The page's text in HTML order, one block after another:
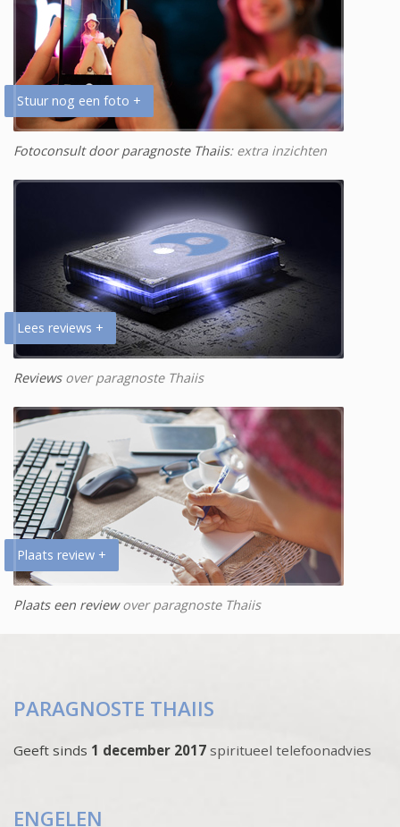
Stuur nog een foto +
Fotoconsult door paragnoste Thaiis: extra inzichten
Lees reviews +
Reviewsover paragnoste Thaiis
Plaats review +
Plaats een reviewover paragnoste Thaiis
PARAGNOSTE THAIIS
Geeft sinds 1 december 2017 spiritueel telefoonadvies
ENGELEN